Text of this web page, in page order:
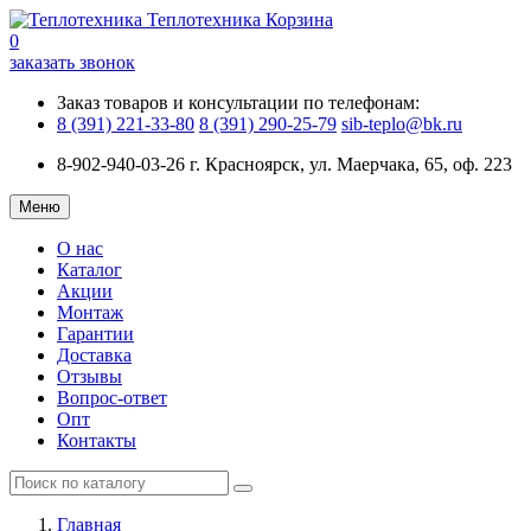
Теплотехника Корзина
0
заказать звонок
Заказ товаров и консультации по телефонам:
8 (391) 221-33-80 8 (391) 290-25-79 sib-teplo@bk.ru
8-902-940-03-26 г. Красноярск, ул. Маерчака, 65, оф. 223
Меню
О нас
Каталог
Акции
Монтаж
Гарантии
Доставка
Отзывы
Вопрос-ответ
Опт
Контакты
Главная